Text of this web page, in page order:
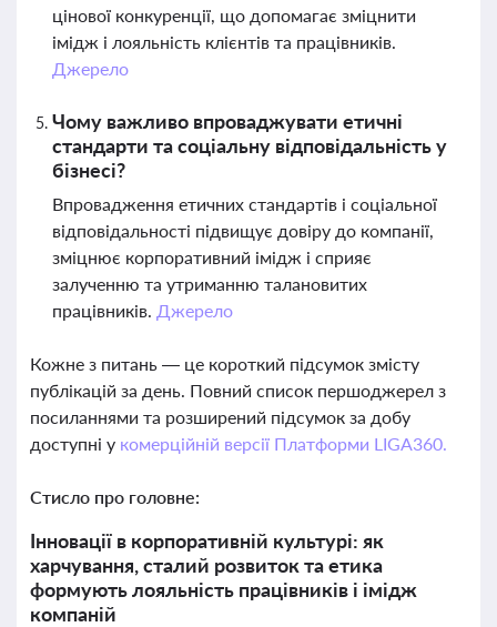
цінової конкуренції, що допомагає зміцнити
імідж і лояльність клієнтів та працівників.
Джерело
Чому важливо впроваджувати етичні
стандарти та соціальну відповідальність у
бізнесі?
Впровадження етичних стандартів і соціальної
відповідальності підвищує довіру до компанії,
зміцнює корпоративний імідж і сприяє
залученню та утриманню талановитих
працівників. Джерело
Кожне з питань — це короткий підсумок змісту
публікацій за день. Повний список першоджерел з
посиланнями та розширений підсумок за добу
доступні у комерційній версії Платформи LIGA360.
Стисло про головне:
Інновації в корпоративній культурі: як
харчування, сталий розвиток та етика
формують лояльність працівників і імідж
компаній